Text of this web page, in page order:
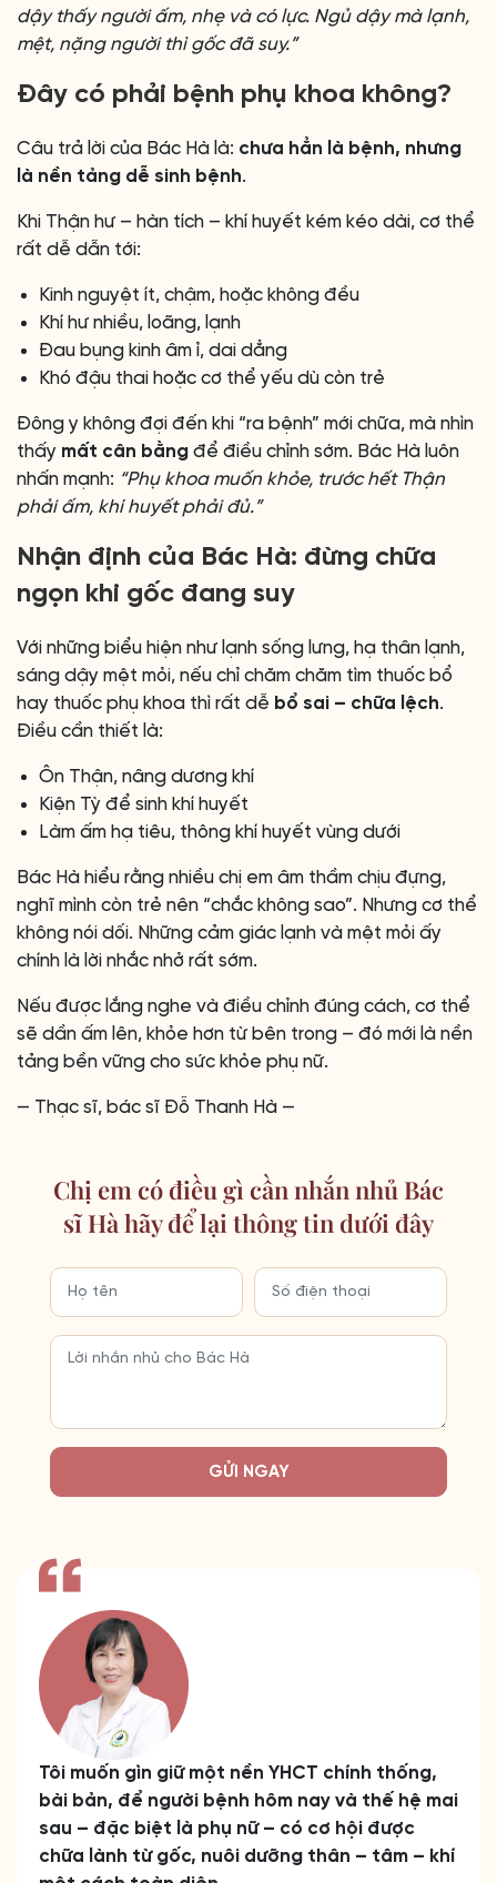
dậy thấy người ấm, nhẹ và có lực. Ngủ dậy mà lạnh,
mệt, nặng người thì gốc đã suy.”
Đây có phải bệnh phụ khoa không?
Câu trả lời của Bác Hà là: chưa hẳn là bệnh, nhưng
là nền tảng dễ sinh bệnh.
Khi Thận hư – hàn tích – khí huyết kém kéo dài, cơ thể
rất dễ dẫn tới:
Kinh nguyệt ít, chậm, hoặc không đều
Khí hư nhiều, loãng, lạnh
Đau bụng kinh âm ỉ, dai dẳng
Khó đậu thai hoặc cơ thể yếu dù còn trẻ
Đông y không đợi đến khi “ra bệnh” mới chữa, mà nhìn
thấy mất cân bằng để điều chỉnh sớm. Bác Hà luôn
nhấn mạnh: “Phụ khoa muốn khỏe, trước hết Thận
phải ấm, khí huyết phải đủ.”
Nhận định của Bác Hà: đừng chữa
ngọn khi gốc đang suy
Với những biểu hiện như lạnh sống lưng, hạ thân lạnh,
sáng dậy mệt mỏi, nếu chỉ chăm chăm tìm thuốc bổ
hay thuốc phụ khoa thì rất dễ bổ sai – chữa lệch.
Điều cần thiết là:
Ôn Thận, nâng dương khí
Kiện Tỳ để sinh khí huyết
Làm ấm hạ tiêu, thông khí huyết vùng dưới
Bác Hà hiểu rằng nhiều chị em âm thầm chịu đựng,
nghĩ mình còn trẻ nên “chắc không sao”. Nhưng cơ thể
không nói dối. Những cảm giác lạnh và mệt mỏi ấy
chính là lời nhắc nhở rất sớm.
Nếu được lắng nghe và điều chỉnh đúng cách, cơ thể
sẽ dần ấm lên, khỏe hơn từ bên trong – đó mới là nền
tảng bền vững cho sức khỏe phụ nữ.
— Thạc sĩ, bác sĩ Đỗ Thanh Hà —
Chị em có điều gì cần nhắn nhủ Bác
sĩ Hà hãy để lại thông tin dưới đây
GỬI NGAY
Tôi muốn gìn giữ một nền YHCT chính thống,
bài bản, để người bệnh hôm nay và thế hệ mai
sau – đặc biệt là phụ nữ – có cơ hội được
chữa lành từ gốc, nuôi dưỡng thân – tâm – khí